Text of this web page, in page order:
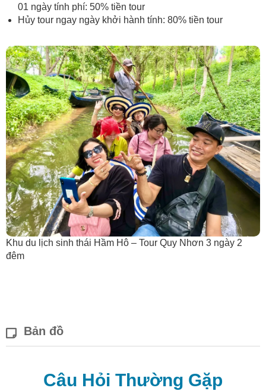
01 ngày tính phí: 50% tiền tour
Hủy tour ngay ngày khởi hành tính: 80% tiền tour
Khu du lịch sinh thái Hầm Hô – Tour Quy Nhơn 3 ngày 2
đêm
Bản đồ
Câu Hỏi Thường Gặp